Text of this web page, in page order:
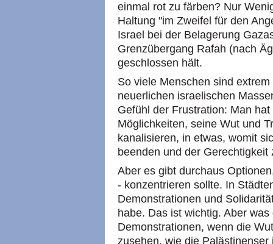
einmal rot zu färben? Nur
Haltung "im Zweifel für den
Israel bei der Belagerung
Grenzübergang Rafah (nach
geschlossen hält.
So viele Menschen sind
neuerlichen israelischen
Gefühl der Frustration: Man
Möglichkeiten, seine Wut und
kanalisieren, in etwas, womit
beenden und der
Aber es gibt durchaus
- konzentrieren sollte. In
Demonstrationen und
habe. Das ist wichtig. Aber
Demonstrationen, wenn die
zusehen, wie die